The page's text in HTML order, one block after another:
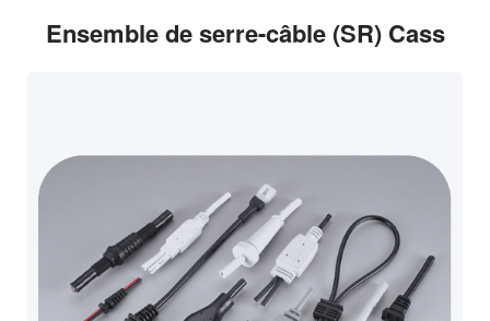
Ensemble de serre-câble (SR) Cass